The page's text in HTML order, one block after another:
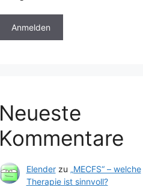
Neueste
Kommentare
Elenderzu „MECFS“ – welche
Therapie ist sinnvoll?